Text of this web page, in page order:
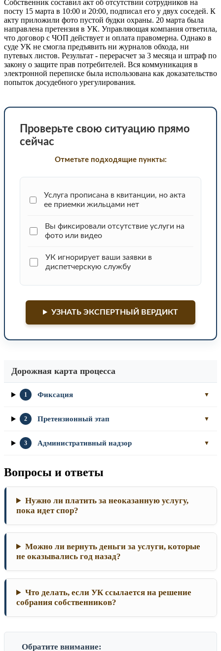
Собственник составил акт об отсутствии сотрудников на
посту 15 марта в 10:00 и 20:00, подписал его у двух соседей. К
акту приложили фото пустой будки охраны. 20 марта была
направлена претензия в УК. Управляющая компания ответила,
что договор с ЧОП действует и оплата правомерна. Однако в
суде УК не смогла предъявить ни журналов обхода, ни
путевых листов. Результат - перерасчет за 3 месяца и штраф по
закону о защите прав потребителей. Вся коммуникация в
электронной переписке была использована как доказательство
попыток досудебного урегулирования.
Проверьте свою ситуацию прямо
сейчас
Отметьте подходящие пункты:
Услуга прописана в квитанции, но акта
ее приемки жильцами нет
Вы фиксировали отсутствие услуги на
фото или видео
УК игнорирует ваши заявки в
диспетчерскую службу
УЗНАТЬ ЭКСПЕРТНЫЙ ВЕРДИКТ
Дорожная карта процесса
1 Фиксация ▼
2 Претензионный этап ▼
3 Административный надзор ▼
Вопросы и ответы
Нужно ли платить за неоказанную услугу,
пока идет спор?
Можно ли вернуть деньги за услуги, которые
не оказывались год назад?
Что делать, если УК ссылается на решение
собрания собственников?
Обратите внимание: